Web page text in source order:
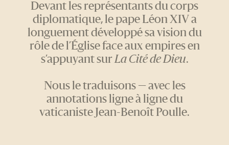
Devant les représentants du corps
diplomatique, le pape Léon XIV a
longuement développé sa vision du
rôle de l’Église face aux empires en
s’appuyant surLa Cité de Dieu.
Nous le traduisons — avec les
annotations ligne à ligne du
vaticaniste Jean-Benoît Poulle.